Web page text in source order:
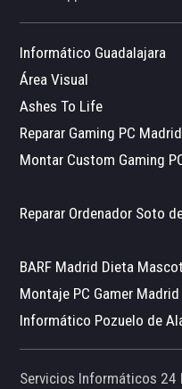
Informático Guadalajara
Área Visual
Ashes To Life
Reparar Gaming PC Madrid
Montar Custom Gaming
Reparar Ordenador Soto
BARF Madrid Dieta
Montaje PC Gamer Madrid
Informático Pozuelo de
Servicios Informáticos 24